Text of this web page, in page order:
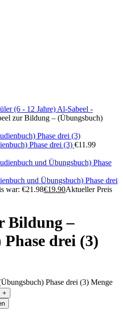
(6 - 12 Jahre) Al-Sabeel -
zur Bildung – (Übungsbuch)
Phase drei (3) €11.99
und Übungsbuch) Phase drei
war: €21.98€19.90Aktueller Preis
Bildung –
drei (3)
Phase drei (3) Menge